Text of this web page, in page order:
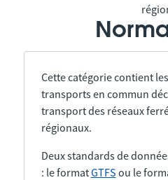
Cette catégorie contient
transports en commun
transport des réseaux
régionaux.
Deux standards de
: le formatGTFS ou le